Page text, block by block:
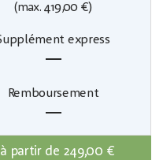
(max. 419,00 €)
—
—
à partir de 249,00 €